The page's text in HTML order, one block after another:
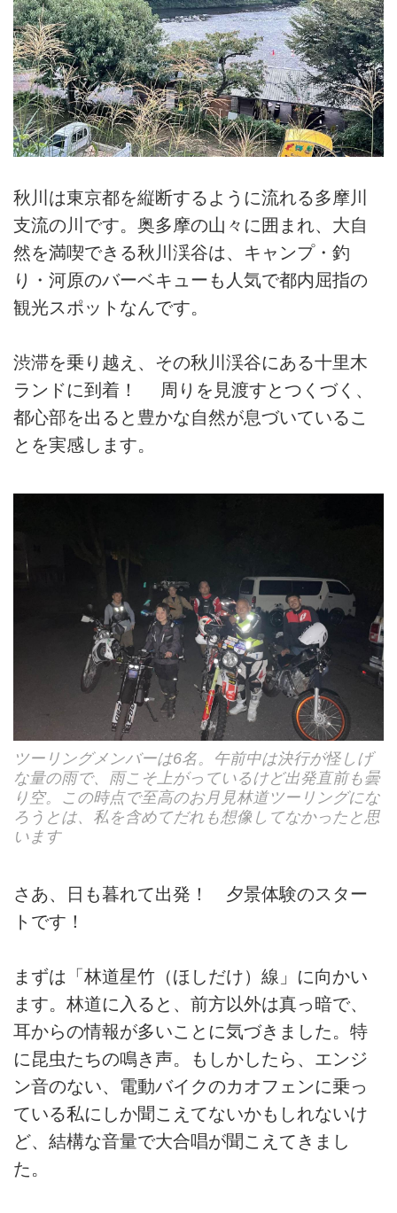
秋川は東京都を縦断するように流れる多摩川
支流の川です。奥多摩の山々に囲まれ、大自
然を満喫できる秋川渓谷は、キャンプ・釣
り・河原のバーベキューも人気で都内屈指の
観光スポットなんです。
渋滞を乗り越え、その秋川渓谷にある十里木
ランドに到着！ 周りを見渡すとつくづく、
都心部を出ると豊かな自然が息づいているこ
とを実感します。
ツーリングメンバーは6名。午前中は決行が怪しげ
な量の雨で、雨こそ上がっているけど出発直前も曇
り空。この時点で至高のお月見林道ツーリングにな
ろうとは、私を含めてだれも想像してなかったと思
います
さあ、日も暮れて出発！ 夕景体験のスター
トです！
まずは「林道星竹（ほしだけ）線」に向かい
ます。林道に入ると、前方以外は真っ暗で、
耳からの情報が多いことに気づきました。特
に昆虫たちの鳴き声。もしかしたら、エンジ
ン音のない、電動バイクのカオフェンに乗っ
ている私にしか聞こえてないかもしれないけ
ど、結構な音量で大合唱が聞こえてきまし
た。